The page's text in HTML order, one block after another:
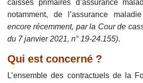
caisses primaires d’assurance
notamment, de l’assurance
encore récemment, par la Cour de
du 7 janvier 2021, n° 19-24.155).
Qui est concerné ?
L’ensemble des contractuels de la